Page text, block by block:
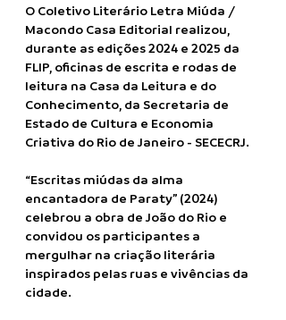
O Coletivo Literário Letra Miúda /
Macondo Casa Editorial realizou,
durante as edições 2024 e 2025 da
FLIP, oficinas de escrita e rodas de
leitura na Casa da Leitura e do
Conhecimento, da Secretaria de
Estado de Cultura e Economia
Criativa do Rio de Janeiro - SECECRJ.
“Escritas miúdas da alma
encantadora de Paraty” (2024)
celebrou a obra de João do Rio e
convidou os participantes a
mergulhar na criação literária
inspirados pelas ruas e vivências da
cidade.